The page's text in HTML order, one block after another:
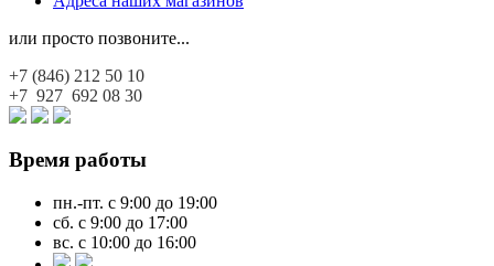
или просто позвоните...
+7 (846) 212 50 10
+7 927 692 08 30
Время работы
пн.-пт. с 9:00 до 19:00
сб. с 9:00 до 17:00
вс. с 10:00 до 16:00